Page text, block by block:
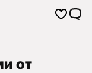
от